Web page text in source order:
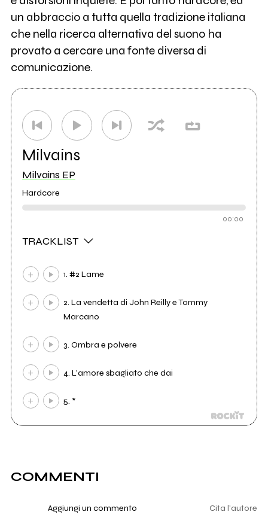
un abbraccio a tutta quella tradizione italiana
che nella ricerca alternativa del suono ha
provato a cercare una fonte diversa di
comunicazione.
Milvains
Milvains EP
Hardcore
00:00
TRACKLIST
1. #2 Lame
2. La vendetta di John Reilly e Tommy
Marcano
3. Ombra e polvere
4. L'amore sbagliato che dai
5. *
COMMENTI
Aggiungi un commento Cita l'autore